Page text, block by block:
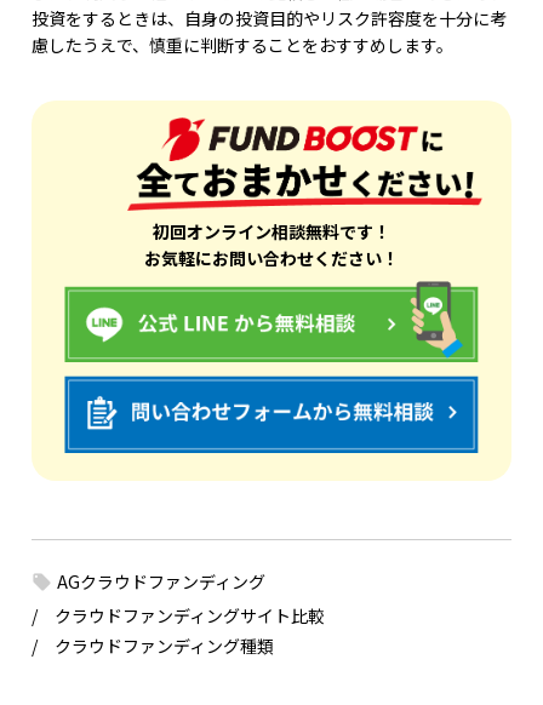
投資をするときは、自身の投資目的やリスク許容度を十分に考
慮したうえで、慎重に判断することをおすすめします。
初回オンライン相談無料です！
お気軽にお問い合わせください！
AGクラウドファンディング
クラウドファンディングサイト比較
クラウドファンディング種類